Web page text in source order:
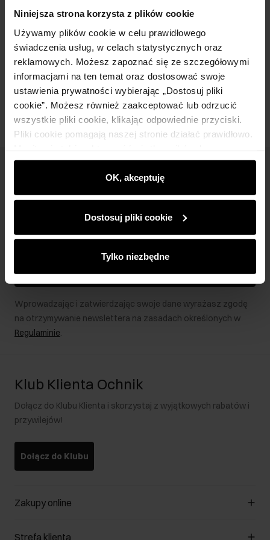
Niniejsza strona korzysta z plików cookie
Używamy plików cookie w celu prawidłowego
świadczenia usług, w celach statystycznych oraz
reklamowych. Możesz zapoznać się ze szczegółowymi
informacjami na ten temat oraz dostosować swoje
ustawienia prywatności wybierając „Dostosuj pliki
cookie”. Możesz również zaakceptować lub odrzucić
wszystkie pliki cookie, klikając odpowiednie przyciski.
Pliki cookie pomagają naszej stronie działać prawidłowo.
wyświetlać im dopasowane do ich preferencji treści,
rekomendacje oraz komunikaty reklamowe informujące o
najnowszych promocjach w e-sklepie. Informacje o tym,
partnerom społecznościowym, reklamowym i
analitycznym. Partnerzy mogą połączyć te informacje z
podczas korzystania z ich usług.
OK, akceptuję
Dostosuj pliki cookie
Tylko niezbędne
Szczegóły
Skład
Opinie
Bądź na bieżąco z nowościami i promocjami!
Zapisz się
Wprowadzając i zatwierdzając swoje dane wyrażasz zgodę
na otrzymywanie newslettera na zasadach określonych w
Regulaminie.
Klub Klienta Ochnik
Dołącz do Klubu Klienta i skorzystaj z wyjątkowych rabatów i
przywilejów!
Dołącz do Klubu
Zakupy online
Zarządzaj cookies
Strefa klienta